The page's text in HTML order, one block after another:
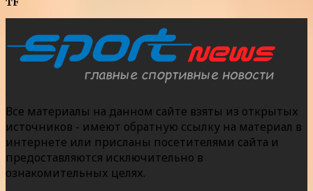
Все материалы на данном сайте взяты из открытых
источников - имеют обратную ссылку на материал в
интернете или присланы посетителями сайта и
предоставляются исключительно в
ознакомительных целях.